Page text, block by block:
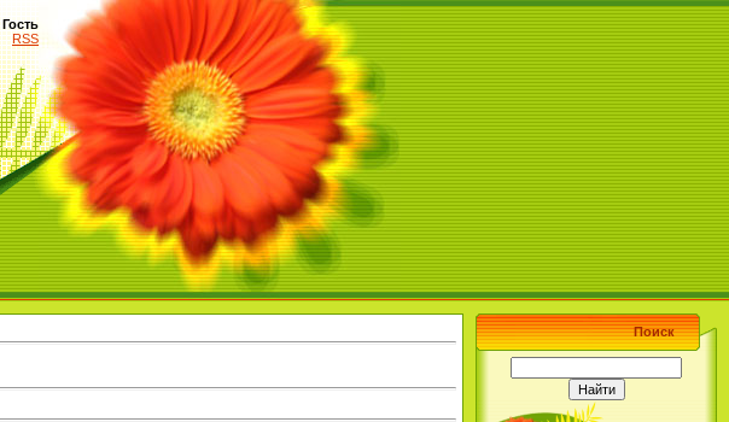
Гость
RSS
Поиск